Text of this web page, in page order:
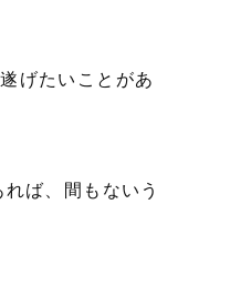
げたいことがあ
ば、間もないう